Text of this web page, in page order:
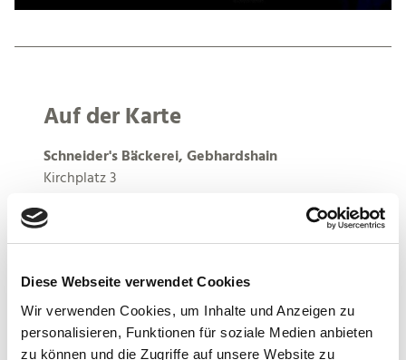
Diese Webseite verwendet Cookies
Wir verwenden Cookies, um Inhalte und Anzeigen zu
personalisieren, Funktionen für soziale Medien anbieten
zu können und die Zugriffe auf unsere Website zu
Auf der Karte
Schneider's Bäckerei, Gebhardshain
Kirchplatz 3
DE
Mobil:+49 0271 7729 50
Fax:+49 271 7729 577
E-Mail:info@schneiders-baeckerei.de
Webseite:www.schneiders-baeckerei.de